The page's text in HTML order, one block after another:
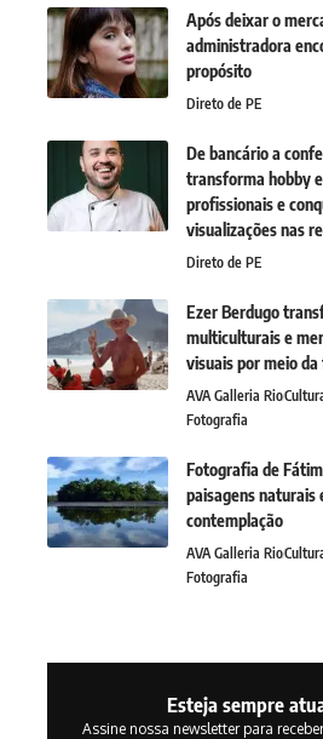
Após deixar o
administradora
propósito
Direto de PE
De bancário a
transforma hobby
profissionais e
visualizações nas
Direto de PE
Ezer Berdugo
multiculturais e
visuais por meio
AVA Galleria Rio
Fotografia
Fotografia de
paisagens naturais
contemplação
AVA Galleria Rio
Fotografia
Esteja sempre
Assine nossa newsletter para